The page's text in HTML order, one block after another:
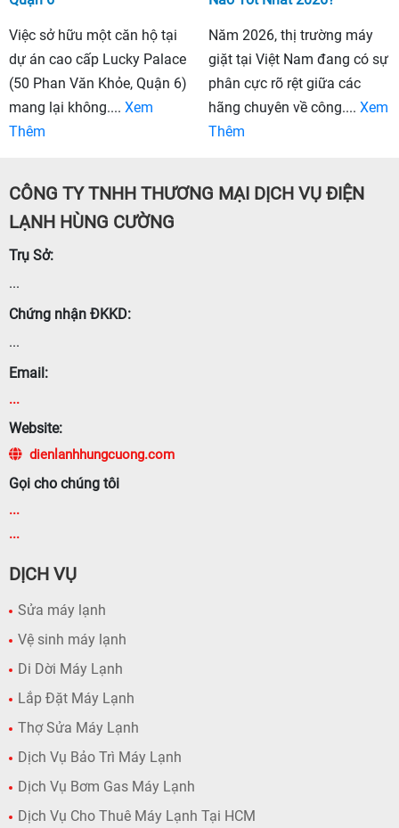
Việc sở hữu một căn hộ tại
dự án cao cấp Lucky Palace
(50 Phan Văn Khỏe, Quận 6)
mang lại không.... Xem
Thêm
Năm 2026, thị trường máy
giặt tại Việt Nam đang có sự
phân cực rõ rệt giữa các
hãng chuyên về công.... Xem
Thêm
CÔNG TY TNHH THƯƠNG MẠI DỊCH VỤ ĐIỆN
LẠNH HÙNG CƯỜNG
Trụ Sở:
...
Chứng nhận ĐKKD:
...
Email:
...
Website:
dienlanhhungcuong.com
Gọi cho chúng tôi
...
...
DỊCH VỤ
Sửa máy lạnh
Vệ sinh máy lạnh
Di Dời Máy Lạnh
Lắp Đặt Máy Lạnh
Thợ Sửa Máy Lạnh
Dịch Vụ Bảo Trì Máy Lạnh
Dịch Vụ Bơm Gas Máy Lạnh
Dịch Vụ Cho Thuê Máy Lạnh Tại HCM